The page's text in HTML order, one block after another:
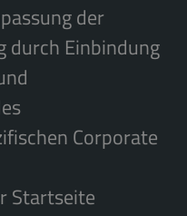
der
durch Einbindung
Corporate
Startseite